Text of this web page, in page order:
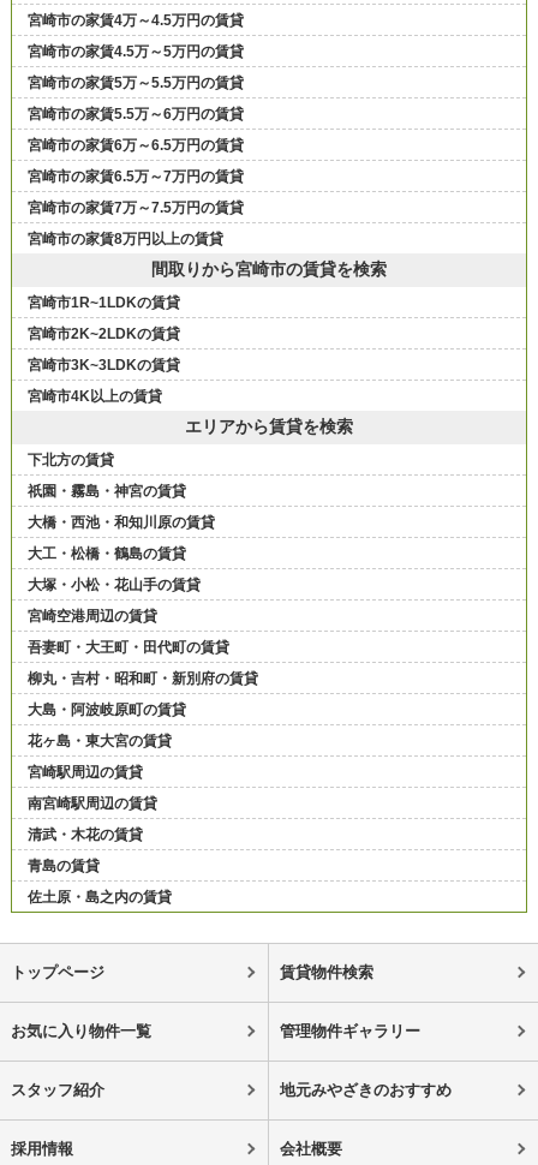
宮崎市の家賃4万～4.5万円の賃貸
宮崎市の家賃4.5万～5万円の賃貸
宮崎市の家賃5万～5.5万円の賃貸
宮崎市の家賃5.5万～6万円の賃貸
宮崎市の家賃6万～6.5万円の賃貸
宮崎市の家賃6.5万～7万円の賃貸
宮崎市の家賃7万～7.5万円の賃貸
宮崎市の家賃8万円以上の賃貸
間取りから宮崎市の賃貸を検索
宮崎市1R~1LDKの賃貸
宮崎市2K~2LDKの賃貸
宮崎市3K~3LDKの賃貸
宮崎市4K以上の賃貸
エリアから賃貸を検索
下北方の賃貸
祇園・霧島・神宮の賃貸
大橋・西池・和知川原の賃貸
大工・松橋・鶴島の賃貸
大塚・小松・花山手の賃貸
宮崎空港周辺の賃貸
吾妻町・大王町・田代町の賃貸
柳丸・吉村・昭和町・新別府の賃貸
大島・阿波岐原町の賃貸
花ヶ島・東大宮の賃貸
宮崎駅周辺の賃貸
南宮崎駅周辺の賃貸
清武・木花の賃貸
青島の賃貸
佐土原・島之内の賃貸
トップページ 賃貸物件検索
お気に入り物件一覧 管理物件ギャラリー
スタッフ紹介 地元みやざきのおすすめ
採用情報 会社概要